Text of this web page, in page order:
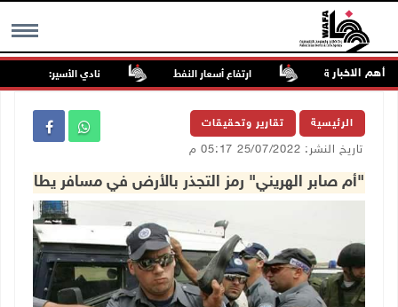
MENU أهم الاخبار ارتفاع أسعار النفط نادي الأسير: تجديد أمرَ
الرئيسية تقارير وتحقيقات
تاريخ النشر: 25/07/2022 05:17 م
"أم صابر الهريني" رمز التجذر بالأرض في مسافر يطا